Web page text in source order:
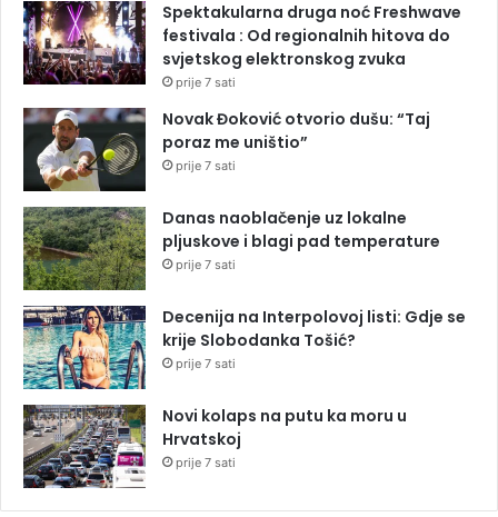
Spektakularna druga noć Freshwave
festivala : Od regionalnih hitova do
svjetskog elektronskog zvuka
prije 7 sati
Novak Đoković otvorio dušu: “Taj
poraz me uništio”
prije 7 sati
Danas naoblačenje uz lokalne
pljuskove i blagi pad temperature
prije 7 sati
Decenija na Interpolovoj listi: Gdje se
krije Slobodanka Tošić?
prije 7 sati
Novi kolaps na putu ka moru u
Hrvatskoj
prije 7 sati